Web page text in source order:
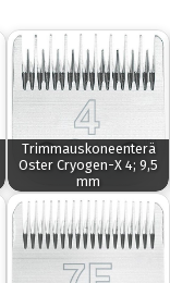
Trimmauskoneenterä
Oster Cryogen-X 4; 9,5
mm